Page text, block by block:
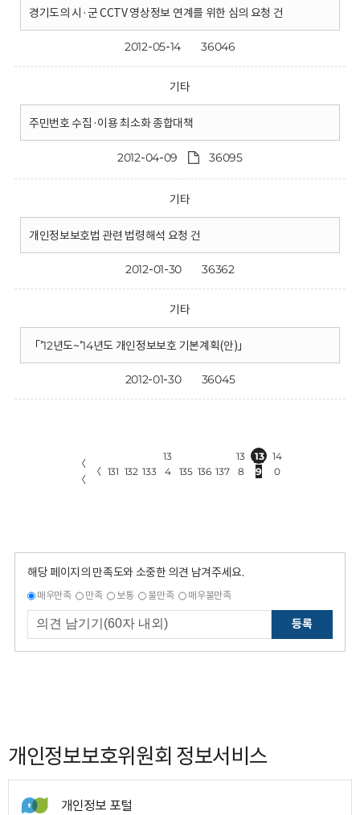
경기도의 시·군 CCTV 영상정보 연계를 위한 심의 요청 건
2012-05-14 36046
기타
주민번호 수집·이용 최소화 종합대책
2012-04-09 36095
기타
개인정보보호법 관련 법령해석 요청 건
2012-01-30 36362
기타
「’12년도~’14년도 개인정보보호 기본계획(안)」
2012-01-30 36045
〈
〈
〈 131 132 133
13
4
135 136 137
13
8
13
9
14
0
해당 페이지의 만족도와 소중한 의견 남겨주세요.
매우만족 만족 보통 불만족 매우불만족
등록
개인정보보호위원회 정보서비스
개인정보 포털